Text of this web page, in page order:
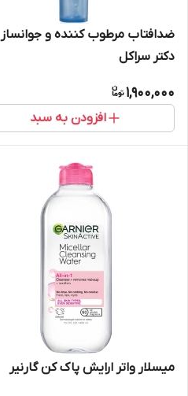
ضدافتاب مرطوب کننده و جوانساز
دکتر سراکل
1,900,000
افزودن به سبد
میسلار واتر ارایش پاک کن گارنیر